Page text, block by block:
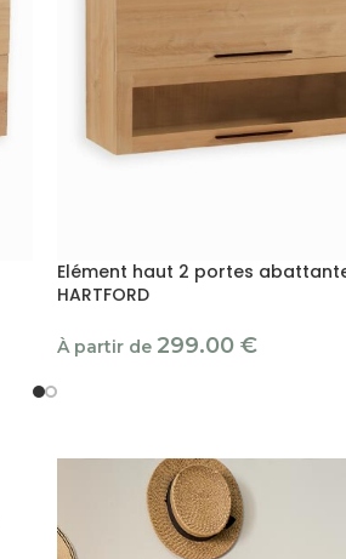
Elément haut 2 portes
HARTFORD
À partir de 299.00 €